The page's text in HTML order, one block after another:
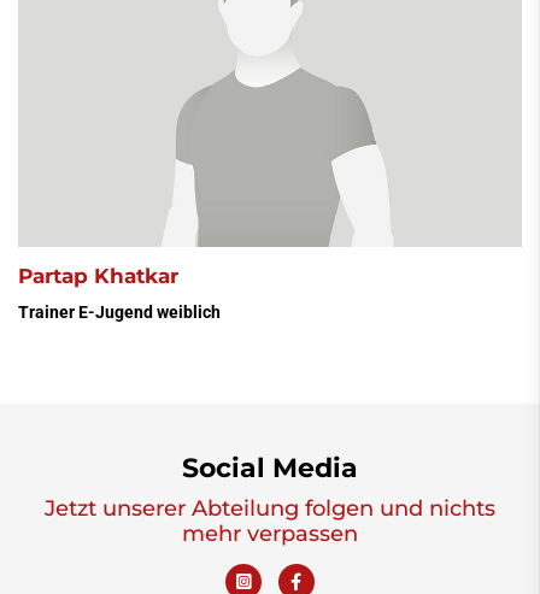
Partap Khatkar
Trainer E-Jugend weiblich
Social Media
Jetzt unserer Abteilung folgen und nichts
mehr verpassen